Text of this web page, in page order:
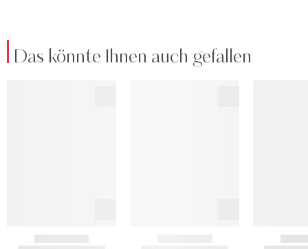
Das könnte Ihnen auch gefallen